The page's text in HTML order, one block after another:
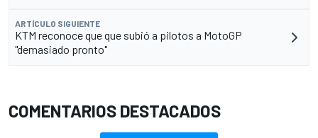
ARTÍCULO SIGUIENTE
KTM reconoce que que subió a pilotos a MotoGP
"demasiado pronto"
COMENTARIOS DESTACADOS